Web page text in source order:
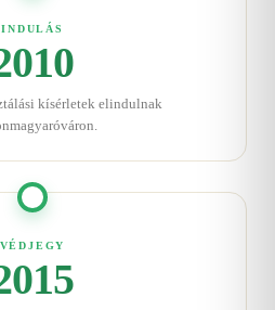
INDULÁS
kísérletek elindulnak
VÉDJEGY